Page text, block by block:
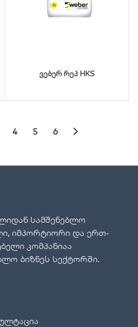
ვებერ რეპ HKS
4 5 6
სამშენებლო
იმპორტიორი და ერთ-
კომპანიაა
ბიზნეს სექტორში.